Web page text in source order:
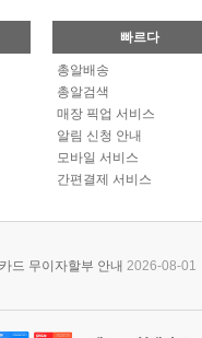
빠르다
총알배송
총알검색
매장 픽업 서비스
알림 신청 안내
모바일 서비스
간편결제 서비스
드 무이자할부 안내 2026-08-01